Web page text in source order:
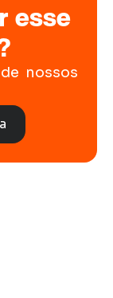
esse
nossos